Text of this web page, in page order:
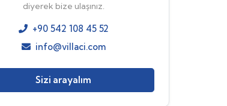
diyerek bize ulaşınız.
+90 542 108 45 52
info@villaci.com
Sizi arayalım